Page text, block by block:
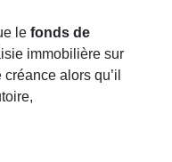
lefonds de
immobilière sur
alors qu’il